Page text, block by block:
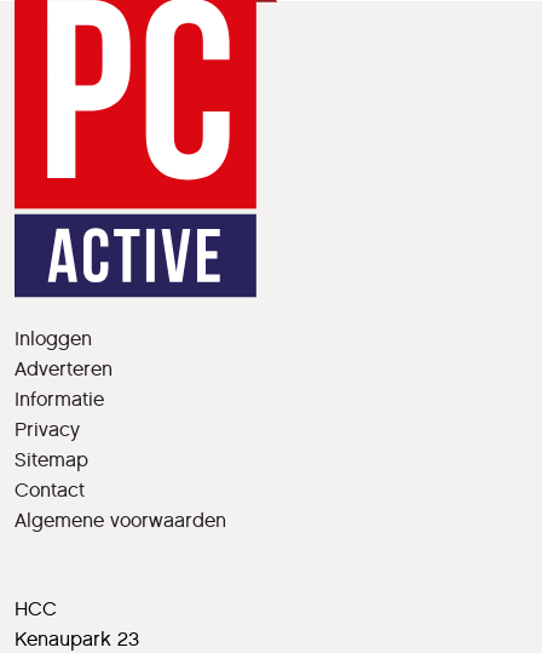
Inloggen
Adverteren
Informatie
Privacy
Sitemap
Contact
Algemene voorwaarden
HCC
Kenaupark 23